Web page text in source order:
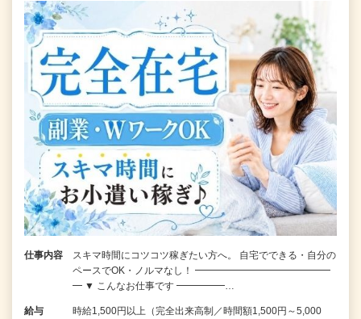
仕事内容
スキマ時間にコツコツ稼ぎたい方へ。 自宅でできる・自分の
ペースでOK・ノルマなし！ ━━━━━━━━━━━━━━
━ ▼ こんなお仕事です ━━━━━…
給与
時給1,500円以上（完全出来高制／時間額1,500円～5,000